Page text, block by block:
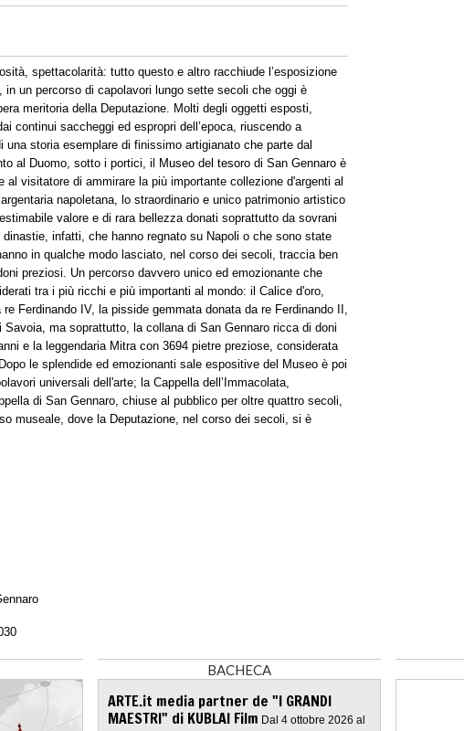
spettacolarità: tutto questo e altro racchiude l’esposizione
in un percorso di capolavori lungo sette secoli che oggi è
meritoria della Deputazione. Molti degli oggetti esposti,
continui saccheggi ed espropri dell’epoca, riuscendo a
storia esemplare di finissimo artigianato che parte dal
al Duomo, sotto i portici, il Museo del tesoro di San Gennaro è
al visitatore di ammirare la più importante collezione d'argenti al
napoletana, lo straordinario e unico patrimonio artistico
valore e di rara bellezza donati soprattutto da sovrani
infatti, che hanno regnato su Napoli o che sono state
in qualche modo lasciato, nel corso dei secoli, traccia ben
preziosi. Un percorso davvero unico ed emozionante che
tra i più ricchi e più importanti al mondo: il Calice d'oro,
Ferdinando IV, la pisside gemmata donata da re Ferdinando II,
ma soprattutto, la collana di San Gennaro ricca di doni
e la leggendaria Mitra con 3694 pietre preziose, considerata
le splendide ed emozionanti sale espositive del Museo è poi
universali dell'arte; la Cappella dell’Immacolata,
di San Gennaro, chiuse al pubblico per oltre quattro secoli,
museale, dove la Deputazione, nel corso dei secoli, si è
BACHECA
ARTE.it media partner de "I GRANDI
MAESTRI" di KUBLAI Film Dal 4 ottobre 2026 al